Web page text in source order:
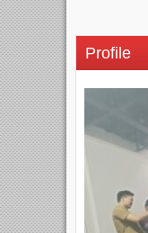
Profile